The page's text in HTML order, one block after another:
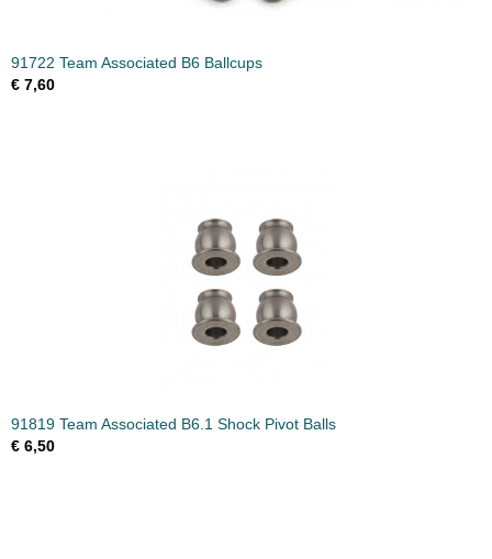
91722 Team Associated B6 Ballcups
€ 7,60
91819 Team Associated B6.1 Shock Pivot Balls
€ 6,50